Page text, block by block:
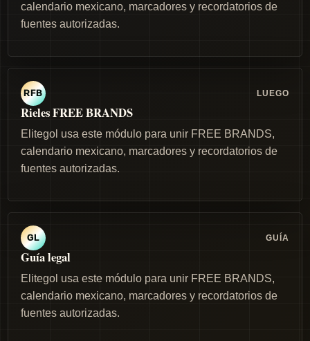
calendario mexicano, marcadores y recordatorios de
fuentes autorizadas.
RFB LUEGO
Rieles FREE BRANDS
Elitegol usa este módulo para unir FREE BRANDS,
calendario mexicano, marcadores y recordatorios de
fuentes autorizadas.
GL GUÍA
Guía legal
Elitegol usa este módulo para unir FREE BRANDS,
calendario mexicano, marcadores y recordatorios de
fuentes autorizadas.